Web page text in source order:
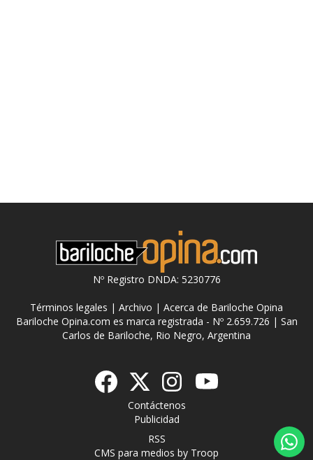
Nº Registro DNDA: 5230776
Términos legales | Archivo | Acerca de Bariloche Opina
Bariloche Opina.com es marca registrada - Nº 2.659.726 | San
Carlos de Bariloche, Rio Negro, Argentina
Contáctenos
Publicidad
RSS
CMS para medios by Troop